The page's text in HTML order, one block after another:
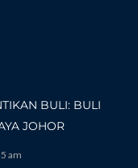
BULI: BULI
JOHOR
am